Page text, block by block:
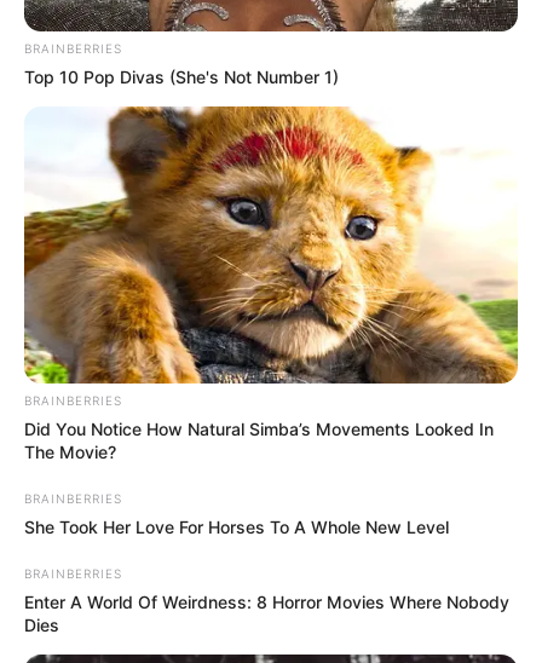
BRAINBERRIES
Top 10 Pop Divas (She's Not Number 1)
BRAINBERRIES
Did You Notice How Natural Simba’s Movements Looked In
The Movie?
BRAINBERRIES
She Took Her Love For Horses To A Whole New Level
BRAINBERRIES
Enter A World Of Weirdness: 8 Horror Movies Where Nobody
Dies